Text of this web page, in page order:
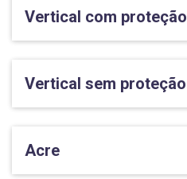
Vertical com proteção
Vertical sem proteção
Acre